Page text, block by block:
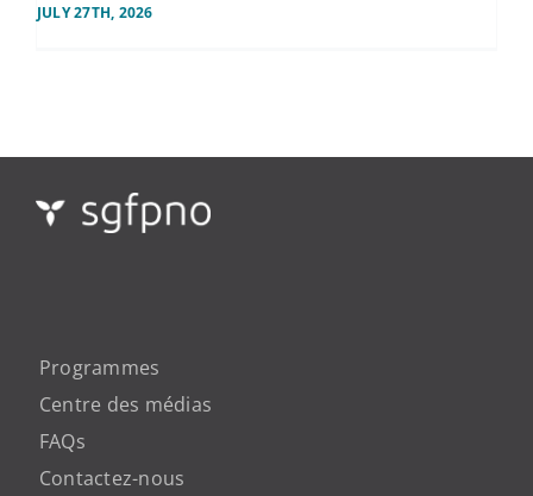
JULY 27TH, 2026
Programmes
Centre des médias
FAQs
Contactez-nous